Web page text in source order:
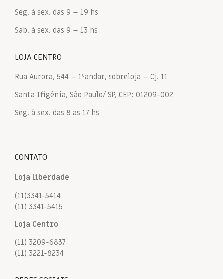
Seg. à sex. das 9 – 19 hs
Sab. à sex. das 9 – 13 hs
LOJA CENTRO
Rua Aurora, 544 – 1ºandar, sobreloja – Cj. 11
Santa Ifigênia, São Paulo/ SP, CEP: 01209-002
Seg. à sex. das 8 as 17 hs
CONTATO
Loja Liberdade
(11)3341-5414
(11) 3341-5415
Loja Centro
(11) 3209-6837
(11) 3221-8234